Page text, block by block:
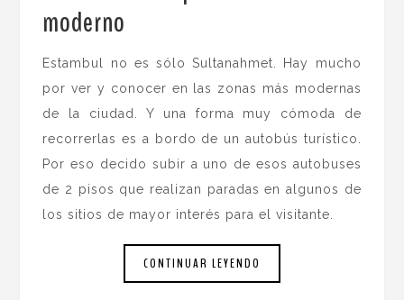
moderno
Estambul no es sólo Sultanahmet. Hay mucho
por ver y conocer en las zonas más modernas
de la ciudad. Y una forma muy cómoda de
recorrerlas es a bordo de un autobús turístico.
Por eso decido subir a uno de esos autobuses
de 2 pisos que realizan paradas en algunos de
los sitios de mayor interés para el visitante.
CONTINUAR LEYENDO